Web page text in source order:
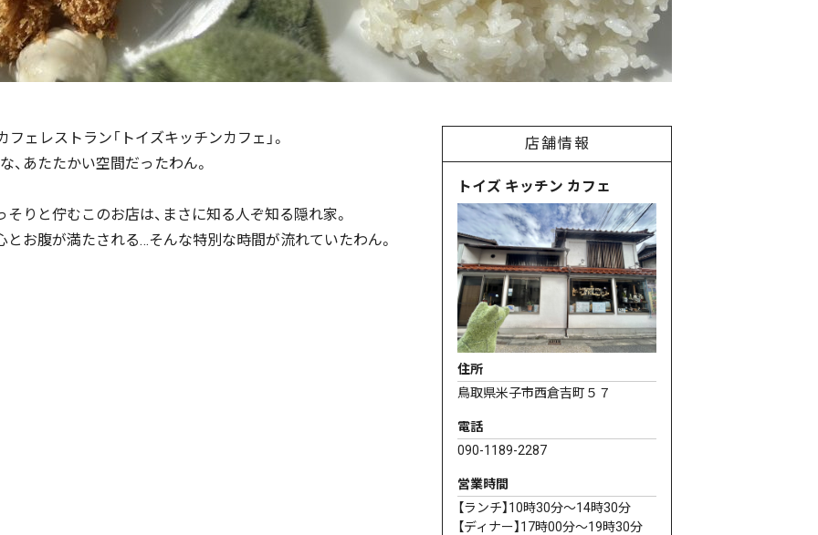
ェレストラン「トイズキッチンカフェ」。
あたたかい空間だったわん。
りと佇むこのお店は、まさに知る人ぞ知る隠れ家。
お腹が満たされる…そんな特別な時間が流れていたわん。
店舗情報
トイズ キッチン カフェ
住所
鳥取県米子市西倉吉町５７
電話
090-1189-2287
営業時間
【ランチ】10時30分～14時30分
【ディナー】17時00分～19時30分